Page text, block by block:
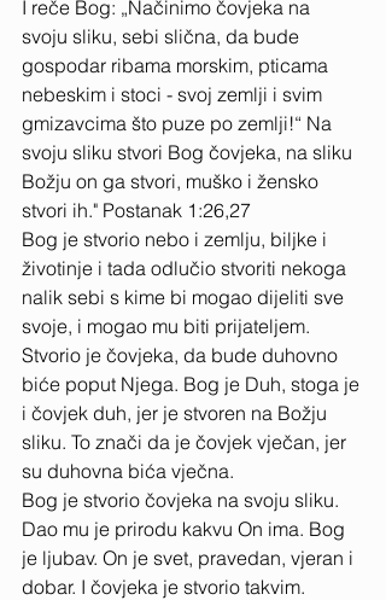
I reče Bog: „Načinimo čovjeka na
svoju sliku, sebi slična, da bude
gospodar ribama morskim, pticama
nebeskim i stoci - svoj zemlji i svim
gmizavcima što puze po zemlji!“ Na
svoju sliku stvori Bog čovjeka, na sliku
Božju on ga stvori, muško i žensko
stvori ih." Postanak 1:26,27
Bog je stvorio nebo i zemlju, biljke i
životinje i tada odlučio stvoriti nekoga
nalik sebi s kime bi mogao dijeliti sve
svoje, i mogao mu biti prijateljem.
Stvorio je čovjeka, da bude duhovno
biće poput Njega. Bog je Duh, stoga je
i čovjek duh, jer je stvoren na Božju
sliku. To znači da je čovjek vječan, jer
su duhovna bića vječna.
Bog je stvorio čovjeka na svoju sliku.
Dao mu je prirodu kakvu On ima. Bog
je ljubav. On je svet, pravedan, vjeran i
dobar. I čovjeka je stvorio takvim.